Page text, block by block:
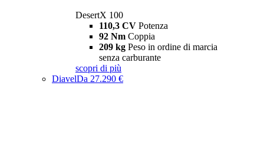
DesertX 100
110,3 CV Potenza
92 Nm Coppia
209 kg Peso in ordine di marcia
senza carburante
scopri di più
DiavelDa 27.290 €